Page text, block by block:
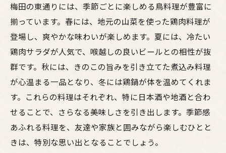
梅田の東通りには、季節ごとに楽しめる鳥料理が豊富に
揃っています。春には、地元の山菜を使った鶏肉料理が
登場し、爽やかな味わいが楽しめます。夏には、冷たい
鶏肉サラダが人気で、喉越しの良いビールとの相性が抜
群です。秋には、きのこの旨みを引き立てた煮込み料理
が心温まる一品となり、冬には鶏鍋が体を温めてくれま
す。これらの料理はそれぞれ、特に日本酒や地酒と合わ
せることで、さらなる美味しさを引き出します。季節感
あふれる料理を、友達や家族と囲みながら楽しむひとと
きは、特別な思い出となることでしょう。